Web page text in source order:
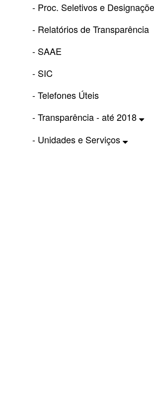
- Proc. Seletivos e
- Relatórios de Transparência
- SAAE
- SIC
- Telefones Úteis
- Transparência - até 2018
- Unidades e Serviços